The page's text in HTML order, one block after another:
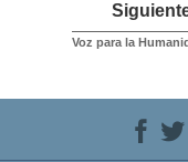
Voz para la